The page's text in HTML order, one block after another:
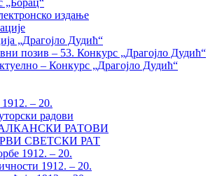
„Борац“
издање
„Драгојло Дудић“
позив – 53. Конкурс „Драгојло Дудић“
– Конкурс „Драгојло Дудић“
– 20.
радови
РАТОВИ
СВЕТСКИ РАТ
1912. – 20.
1912. – 20.